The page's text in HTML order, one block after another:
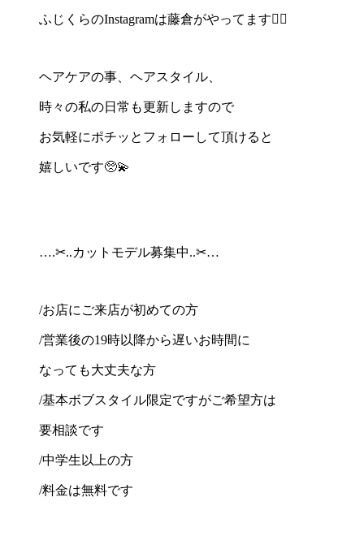
ふじくらのInstagramは藤倉がやってます🙋‍♀️
ヘアケアの事、ヘアスタイル、
時々の私の日常も更新しますので
お気軽にポチッとフォローして頂けると
嬉しいです🥺💫
….✂︎..カットモデル募集中..✂︎…
/お店にご来店が初めての方
/営業後の19時以降から遅いお時間に
なっても大丈夫な方
/基本ボブスタイル限定ですがご希望方は
要相談です
/中学生以上の方
/料金は無料です